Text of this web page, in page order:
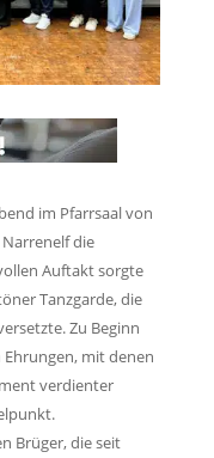
im Pfarrsaal von
die
Auftakt sorgte
Tanzgarde, die
Zu Beginn
mit denen
verdienter
Brüger, die seit